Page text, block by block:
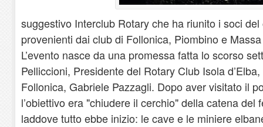
suggestivo Interclub Rotary che ha riunito i soci
provenienti dai club di Follonica, Piombino e
​L’evento nasce da una promessa fatta lo scorso
Pelliccioni, Presidente del Rotary Club Isola
Follonica, Gabriele Pazzagli. Dopo aver visitato il
l’obiettivo era "chiudere il cerchio" della catena del
laddove tutto ebbe inizio: le cave e le miniere